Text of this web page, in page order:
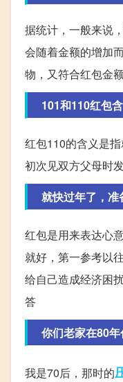
据统计，一般来说
会随着金额的增加
物，又符合红包金
101和110红包
红包110的含义是
初次见双方父母时
就快过年了，
红包是用来表达心
就好，第一参考以
给自己造成经济困
答
你们老家在80
我是70后，那时的